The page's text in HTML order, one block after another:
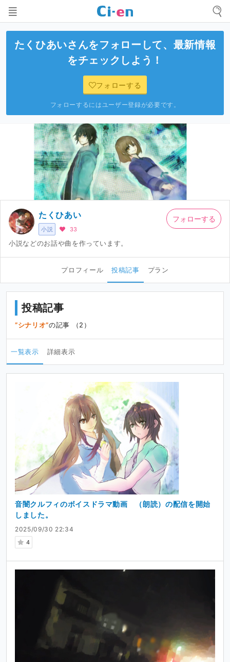
たくひあいさんをフォローして、最新情報
をチェックしよう！
フォローする
フォローするにはユーザー登録が必要です。
小説
たくひあい
33
小説などのお話や曲を作っています。
フォローする
プロフィール 投稿記事 プラン
投稿記事
シナリオ の記事 （2）
一覧表示 詳細表示
2025/09/30 22:34
4
音闇クルフィのボイスドラマ動画 （朗読）の配信を開始
しました。